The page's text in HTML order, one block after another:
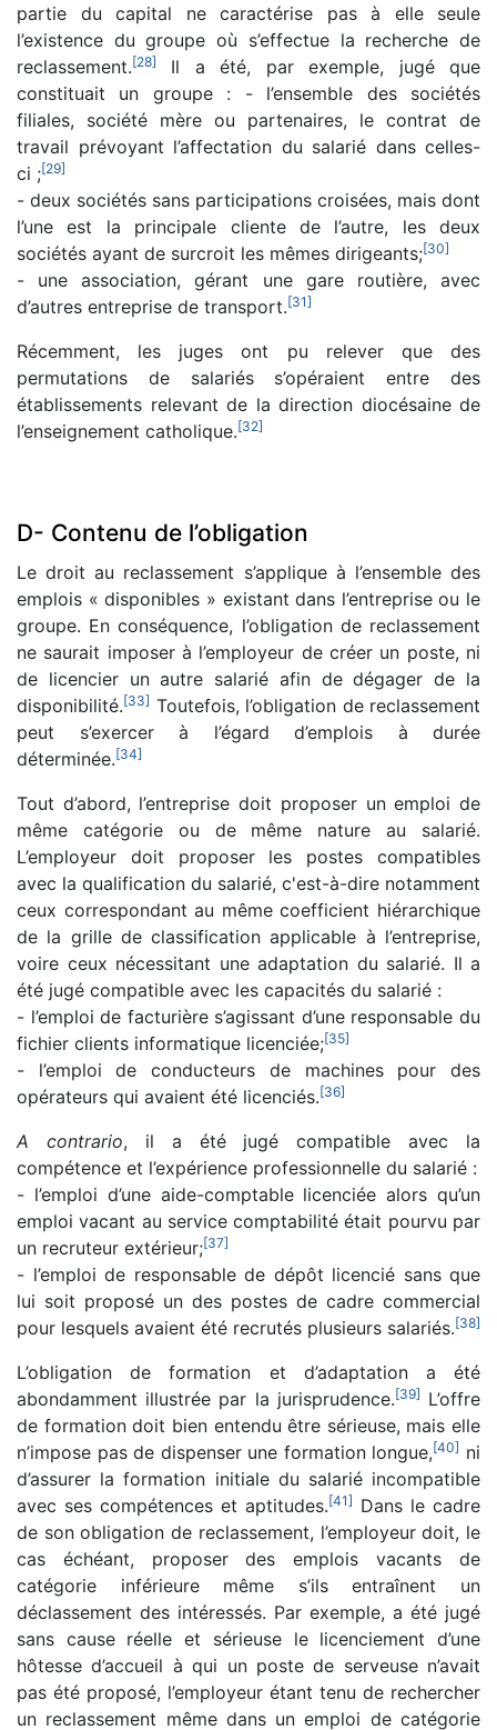
partie du capital ne caractérise pas à elle seule
l’existence du groupe où s’effectue la recherche de
reclassement.[28]
Il a été, par exemple, jugé que
constituait un groupe : - l’ensemble des sociétés
filiales, société mère ou partenaires, le contrat de
travail prévoyant l’affectation du salarié dans celles-
ci ;[29]
- deux sociétés sans participations croisées, mais dont
l’une est la principale cliente de l’autre, les deux
sociétés ayant de surcroit les mêmes dirigeants;[30]
- une association, gérant une gare routière, avec
d’autres entreprise de transport.[31]
Récemment, les juges ont pu relever que des
permutations de salariés s’opéraient entre des
établissements relevant de la direction diocésaine de
l’enseignement catholique.[32]
D- Contenu de l’obligation
Le droit au reclassement s’applique à l’ensemble des
emplois « disponibles » existant dans l’entreprise ou le
groupe. En conséquence, l’obligation de reclassement
ne saurait imposer à l’employeur de créer un poste, ni
de licencier un autre salarié afin de dégager de la
disponibilité.[33] Toutefois, l’obligation de reclassement
peut s’exercer à l’égard d’emplois à durée
déterminée.[34]
Tout d’abord, l’entreprise doit proposer un emploi de
même catégorie ou de même nature au salarié.
L’employeur doit proposer les postes compatibles
avec la qualification du salarié, c'est-à-dire notamment
ceux correspondant au même coefficient hiérarchique
de la grille de classification applicable à l’entreprise,
voire ceux nécessitant une adaptation du salarié. Il a
été jugé compatible avec les capacités du salarié :
- l’emploi de facturière s’agissant d’une responsable du
fichier clients informatique licenciée;[35]
- l’emploi de conducteurs de machines pour des
opérateurs qui avaient été licenciés.[36]
A contrario, il a été jugé compatible avec la
compétence et l’expérience professionnelle du salarié :
- l’emploi d’une aide-comptable licenciée alors qu’un
emploi vacant au service comptabilité était pourvu par
un recruteur extérieur;[37]
- l’emploi de responsable de dépôt licencié sans que
lui soit proposé un des postes de cadre commercial
pour lesquels avaient été recrutés plusieurs salariés.[38]
L’obligation de formation et d’adaptation a été
abondamment illustrée par la jurisprudence.[39] L’offre
de formation doit bien entendu être sérieuse, mais elle
n’impose pas de dispenser une formation longue,[40] ni
d’assurer la formation initiale du salarié incompatible
avec ses compétences et aptitudes.[41] Dans le cadre
de son obligation de reclassement, l’employeur doit, le
cas échéant, proposer des emplois vacants de
catégorie inférieure même s’ils entraînent un
déclassement des intéressés. Par exemple, a été jugé
sans cause réelle et sérieuse le licenciement d’une
hôtesse d’accueil à qui un poste de serveuse n’avait
pas été proposé, l’employeur étant tenu de rechercher
un reclassement même dans un emploi de catégorie